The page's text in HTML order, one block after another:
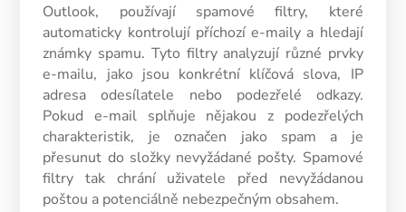
Outlook, používají spamové filtry, které
automaticky kontrolují příchozí e-maily a hledají
známky spamu. Tyto filtry analyzují různé prvky
e-mailu, jako jsou konkrétní klíčová slova, IP
adresa odesílatele nebo podezřelé odkazy.
Pokud e-mail splňuje nějakou z podezřelých
charakteristik, je označen jako spam a je
přesunut do složky nevyžádané pošty. Spamové
filtry tak chrání uživatele před nevyžádanou
poštou a potenciálně nebezpečným obsahem.